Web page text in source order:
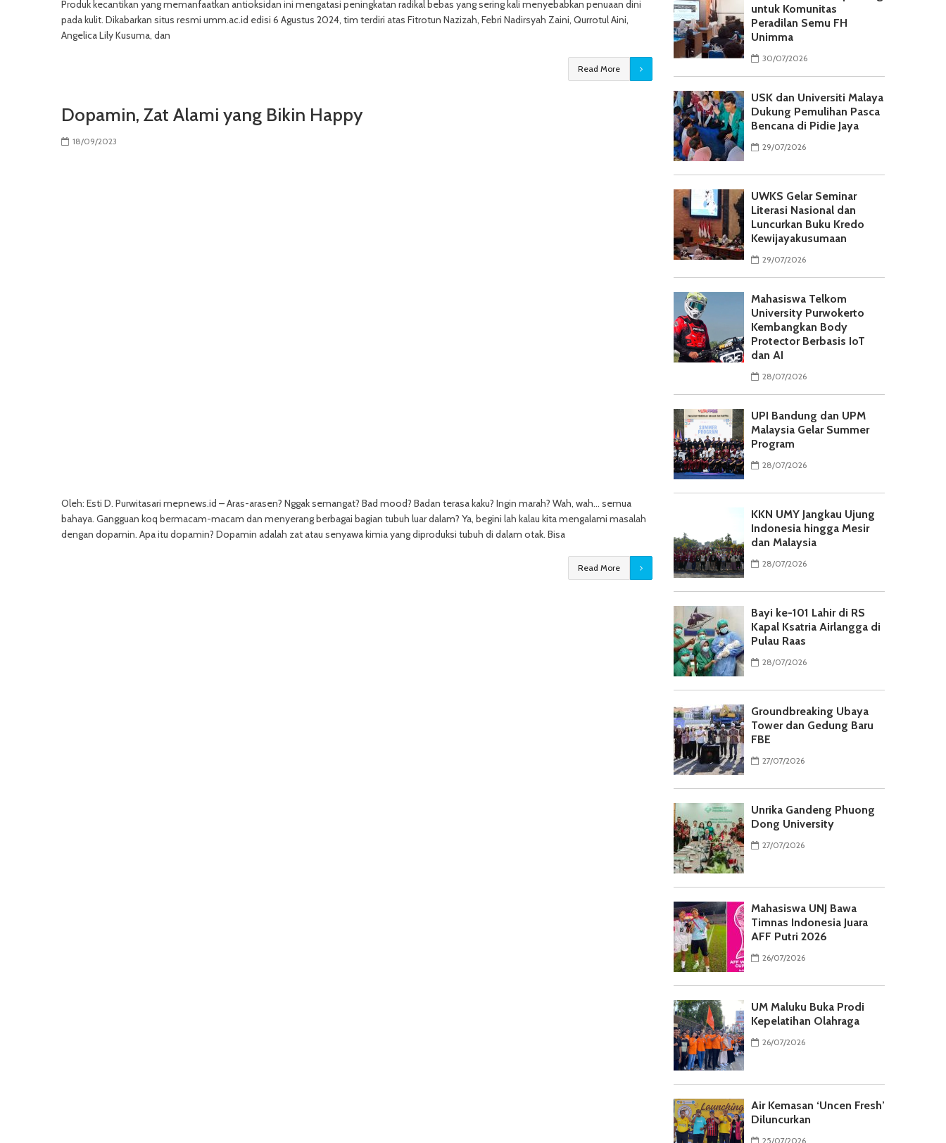
Produk kecantikan yang memanfaatkan antioksidan ini mengatasi peningkatan radikal bebas yang sering kali menyebabkan penuaan dini
pada kulit. Dikabarkan situs resmi umm.ac.id edisi 6 Agustus 2024, tim terdiri atas Fitrotun Nazizah, Febri Nadirsyah Zaini, Qurrotul Aini,
Angelica Lily Kusuma, dan
Read More
Dopamin, Zat Alami yang Bikin Happy
18/09/2023
Oleh: Esti D. Purwitasari mepnews.id – Aras-arasen? Nggak semangat? Bad mood? Badan terasa kaku? Ingin marah? Wah, wah… semua
bahaya. Gangguan koq bermacam-macam dan menyerang berbagai bagian tubuh luar dalam? Ya, begini lah kalau kita mengalami masalah
dengan dopamin. Apa itu dopamin? Dopamin adalah zat atau senyawa kimia yang diproduksi tubuh di dalam otak. Bisa
Read More
untuk Komunitas
Peradilan Semu FH
Unimma
30/07/2026
USK dan Universiti Malaya
Dukung Pemulihan Pasca
Bencana di Pidie Jaya
29/07/2026
UWKS Gelar Seminar
Literasi Nasional dan
Luncurkan Buku Kredo
Kewijayakusumaan
29/07/2026
Mahasiswa Telkom
University Purwokerto
Kembangkan Body
Protector Berbasis IoT
dan AI
28/07/2026
UPI Bandung dan UPM
Malaysia Gelar Summer
Program
28/07/2026
KKN UMY Jangkau Ujung
Indonesia hingga Mesir
dan Malaysia
28/07/2026
Bayi ke-101 Lahir di RS
Kapal Ksatria Airlangga di
Pulau Raas
28/07/2026
Groundbreaking Ubaya
Tower dan Gedung Baru
FBE
27/07/2026
Unrika Gandeng Phuong
Dong University
27/07/2026
Mahasiswa UNJ Bawa
Timnas Indonesia Juara
AFF Putri 2026
26/07/2026
UM Maluku Buka Prodi
Kepelatihan Olahraga
26/07/2026
Air Kemasan ‘Uncen Fresh’
Diluncurkan
25/07/2026